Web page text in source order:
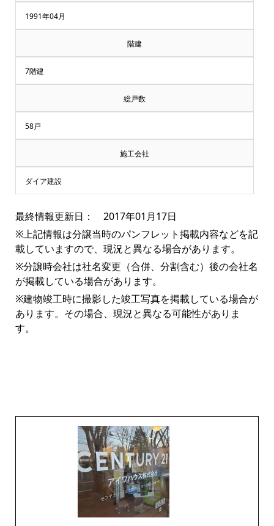
1991年04月
階建
7階建
総戸数
58戸
施工会社
ダイア建設
最終情報更新日： 2017年01月17日
※上記情報は分譲当時のパンフレット掲載内容などを記
載していますので、現況と異なる場合があります。
※分譲時会社は社名変更（合併、分割含む）後の会社名
が掲載している場合があります。
※建物竣工時に撮影した竣工写真を掲載している場合が
あります。その場合、現況と異なる可能性がありま
す。